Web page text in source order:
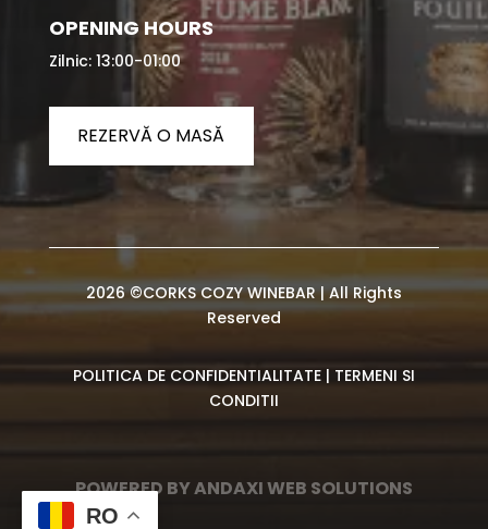
OPENING HOURS
Zilnic: 13:00-01:00
REZERVĂ O MASĂ
2026 ©CORKS COZY WINEBAR | All Rights
Reserved
POLITICA DE CONFIDENTIALITATE| TERMENI SI
CONDITII
POWERED BY ANDAXI WEB SOLUTIONS
RO